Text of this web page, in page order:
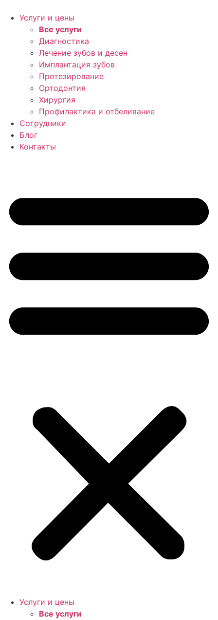
содержимому
Услуги и цены
Все услуги
Диагностика
Лечение зубов и десен
Имплантация зубов
Протезирование
Ортодонтия
Хирургия
Профилактика и отбеливание
Сотрудники
Блог
Контакты
Услуги и цены
Все услуги